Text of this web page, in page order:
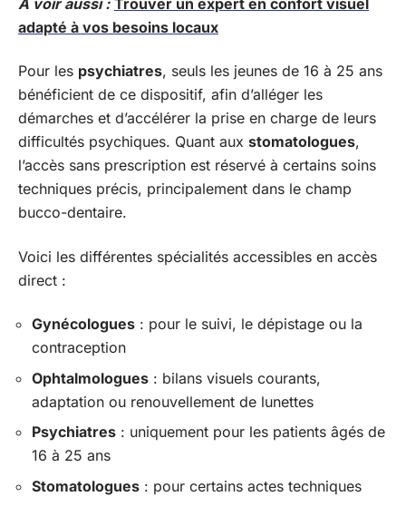
adapté à vos besoins locaux
Pour les psychiatres, seuls les jeunes de 16 à 25 ans
bénéficient de ce dispositif, afin d’alléger les
démarches et d’accélérer la prise en charge de leurs
difficultés psychiques. Quant aux stomatologues,
l’accès sans prescription est réservé à certains soins
techniques précis, principalement dans le champ
bucco-dentaire.
Voici les différentes spécialités accessibles en accès
direct :
Gynécologues : pour le suivi, le dépistage ou la
contraception
Ophtalmologues : bilans visuels courants,
adaptation ou renouvellement de lunettes
Psychiatres : uniquement pour les patients âgés de
16 à 25 ans
Stomatologues : pour certains actes techniques